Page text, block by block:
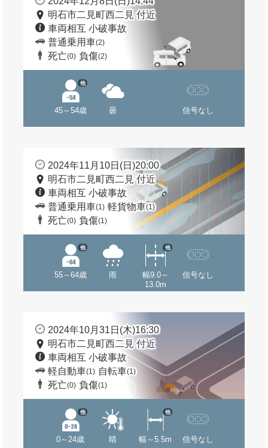
明石市二見町西二見 付近
車両相互 小破事故
普通乗用車(2)
死亡(0) 負傷(2)
45～54歳
他
曇 信号なし
2024年11月10日(日)20:00
明石市二見町西二見 付近
車両相互 小破事故
普通乗用車(1) 軽貨物車(1)
死亡(0) 負傷(1)
55～64歳
他
雨
幅9.0～
13.0m
他
信号なし
2024年10月31日(木)16:30
明石市二見町西二見 付近
車両相互 小破事故
軽自動車(1) 自転車(1)
死亡(0) 負傷(1)
0～24歳
他
晴 幅～5.5m
他
信号なし